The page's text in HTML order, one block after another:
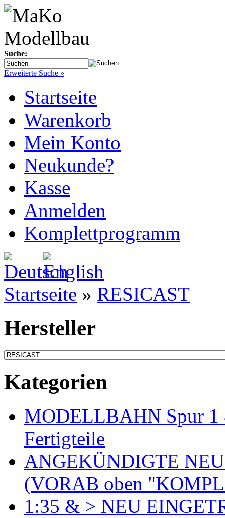
Suche:
Erweiterte Suche »
Startseite
Warenkorb
Mein Konto
Neukunde?
Kasse
Anmelden
Komplettprogramm
Startseite » RESICAST
Hersteller
Kategorien
MODELLBAHN Spur 1
Fertigteile
ANGEKÜNDIGTE
(VORAB oben
1:35 & > NEU